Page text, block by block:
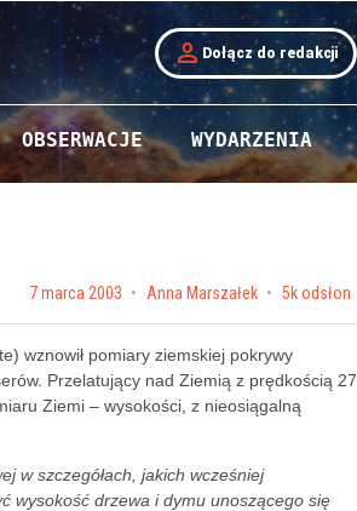
person Dołącz do redakcji
OBSERWACJE WYDARZENIA
Posted on
7 marca 2003 by Anna Marszałek 5k odsłon
wznowił pomiary ziemskiej pokrywy
Przelatujący nad Ziemią z prędkością 27
Ziemi – wysokości, z nieosiągalną
w szczegółach, jakich wcześniej
wysokość drzewa i dymu unoszącego się